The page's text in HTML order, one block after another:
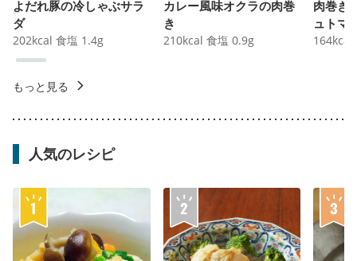
よだれ豚の冷しゃぶサラ
ダ
202kcal 食塩 1.4g
カレー風味オクラの肉巻
き
210kcal 食塩 0.9g
肉巻き
ュトマ
164kcal
もっと見る
人気のレシピ